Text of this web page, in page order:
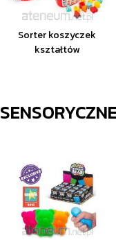
Sorter koszyczek
kształtów